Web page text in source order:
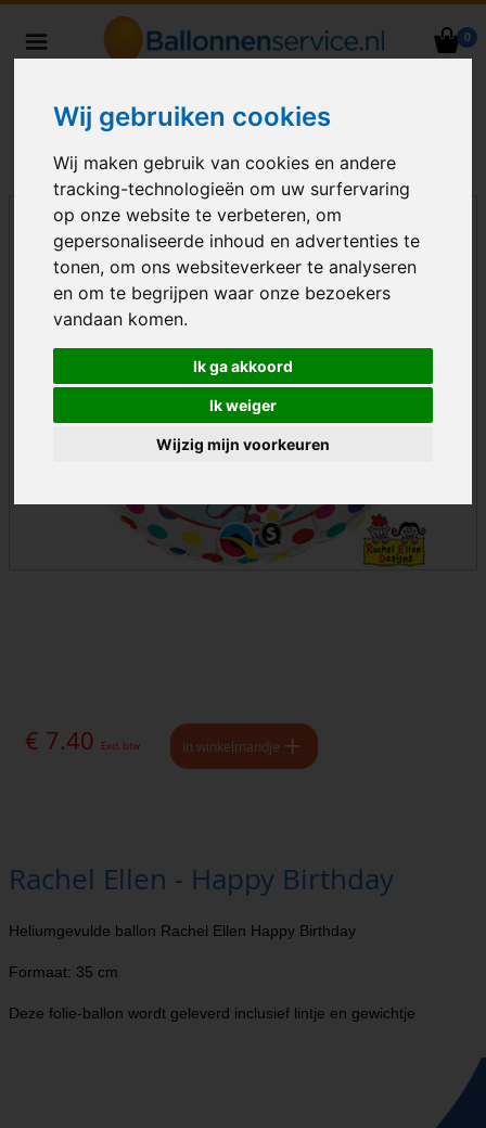
Wij gebruiken cookies
Wij maken gebruik van cookies en andere
tracking-technologieën om uw surfervaring
op onze website te verbeteren, om
gepersonaliseerde inhoud en advertenties te
tonen, om ons websiteverkeer te analyseren
en om te begrijpen waar onze bezoekers
vandaan komen.
Ik ga akkoord
Ik weiger
Wijzig mijn voorkeuren
0
Nederland
€ 7.40 Excl. btw In winkelmandje
Rachel Ellen - Happy Birthday
Heliumgevulde ballon Rachel Ellen Happy Birthday
Formaat: 35 cm
Deze folie-ballon wordt geleverd inclusief lintje en gewichtje